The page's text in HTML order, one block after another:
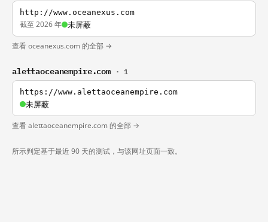
http://www.oceanexus.com
截至 2026 年 未屏蔽
查看 oceanexus.com 的全部 →
alettaoceanempire.com · 1
https://www.alettaoceanempire.com
未屏蔽
查看 alettaoceanempire.com 的全部 →
所示判定基于最近 90 天的测试，与该网址页面一致。